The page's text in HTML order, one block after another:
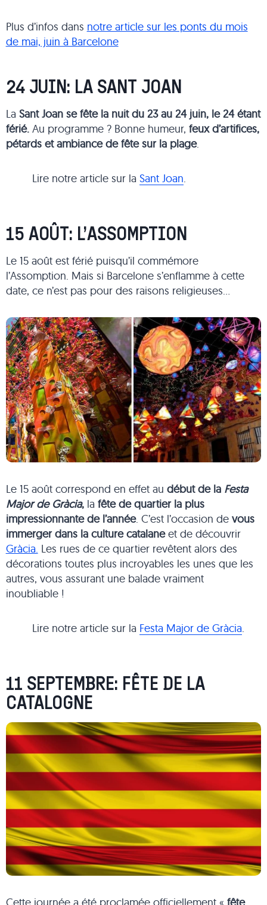
Plus d’infos dans notre article sur les ponts du mois
de mai, juin à Barcelone
24 JUIN: LA SANT JOAN
La Sant Joan se fête la nuit du 23 au 24 juin, le 24 étant
férié.Au programme ? Bonne humeur, feux d’artifices,
pétards et ambiance de fête sur la plage.
Lire notre article sur laSant Joan.
15 AOÛT: L’ASSOMPTION
Le 15 août est férié puisqu’il commémore
l’Assomption. Mais si Barcelone s’enflamme à cette
date, ce n’est pas pour des raisons religieuses…
Le 15 août correspond en effet au début de la Festa
Major de Gràcia,la fête de quartier la plus
impressionnante de l’année. C’est l’occasion de vous
immerger dans la culture catalaneet de découvrir
Gràcia. Les rues de ce quartier revêtent alors des
décorations toutes plus incroyables les unes que les
autres, vous assurant une balade vraiment
inoubliable !
Lire notre article sur la Festa Major de Gràcia.
11 SEPTEMBRE: FÊTE DE LA
CATALOGNE